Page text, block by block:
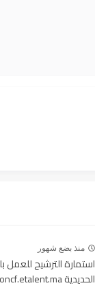
منذ بضع شهور
استمارة الترشيح
الحديدية oncf.etalent.ma